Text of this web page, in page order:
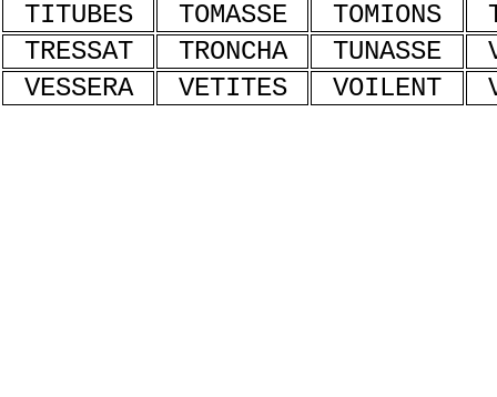
TITUBES
TOMASSE TOMIONS
TRESSAT
TRONCHA TUNASSE
VESSERA
VETITES VOILENT